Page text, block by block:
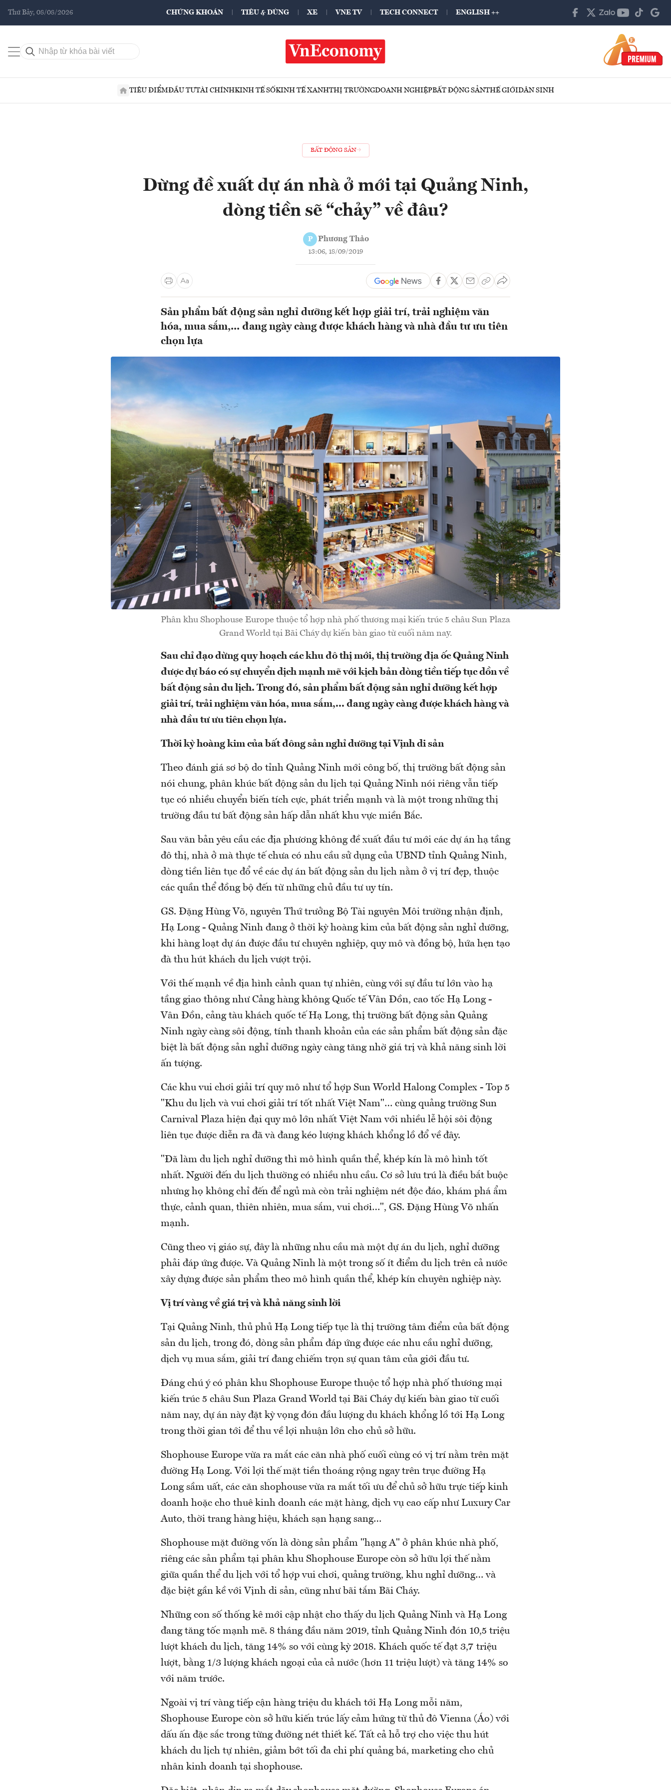
Thứ Bảy, 08/08/2026 CHỨNG KHOÁN TIÊU & DÙNG XE VNE TV TECH CONNECT ENGLISH ++
TIÊU ĐIỂMĐẦU TƯTÀI CHÍNHKINH TẾ SỐKINH TẾ XANHTHỊ TRƯỜNGDOANH NGHIỆPBẤT ĐỘNG SẢNTHẾ GIỚIDÂN SINH
BẤT ĐỘNG SẢN
Dừng đề xuất dự án nhà ở mới tại Quảng Ninh,
dòng tiền sẽ “chảy” về đâu?
P Phương Thảo
13:06, 18/09/2019
Sản phẩm bất động sản nghỉ dưỡng kết hợp giải trí, trải nghiệm văn
hóa, mua sắm,... đang ngày càng được khách hàng và nhà đầu tư ưu tiên
chọn lựa
Phân khu Shophouse Europe thuộc tổ hợp nhà phố thương mại kiến trúc 5 châu Sun Plaza
Grand World tại Bãi Cháy dự kiến bàn giao từ cuối năm nay.
Sau chỉ đạo dừng quy hoạch các khu đô thị mới, thị trường địa ốc Quảng Ninh
được dự báo có sự chuyển dịch mạnh mẽ với kịch bản dòng tiền tiếp tục dồn về
bất động sản du lịch. Trong đó, sản phẩm bất động sản nghỉ dưỡng kết hợp
giải trí, trải nghiệm văn hóa, mua sắm,... đang ngày càng được khách hàng và
nhà đầu tư ưu tiên chọn lựa.
Thời kỳ hoàng kim của bất đông sản nghỉ dưỡng tại Vịnh di sản
Theo đánh giá sơ bộ do tỉnh Quảng Ninh mới công bố, thị trường bất động sản
nói chung, phân khúc bất động sản du lịch tại Quảng Ninh nói riêng vẫn tiếp
tục có nhiều chuyển biến tích cực, phát triển mạnh và là một trong những thị
trường đầu tư bất động sản hấp dẫn nhất khu vực miền Bắc.
Sau văn bản yêu cầu các địa phương không đề xuất đầu tư mới các dự án hạ tầng
đô thị, nhà ở mà thực tế chưa có nhu cầu sử dụng của UBND tỉnh Quảng Ninh,
dòng tiền liên tục đổ về các dự án bất động sản du lịch nằm ở vị trí đẹp, thuộc
các quần thể đồng bộ đến từ những chủ đầu tư uy tín.
GS. Đặng Hùng Võ, nguyên Thứ trưởng Bộ Tài nguyên Môi trường nhận định,
Hạ Long - Quảng Ninh đang ở thời kỳ hoàng kim của bất động sản nghỉ dưỡng,
khi hàng loạt dự án được đầu tư chuyên nghiệp, quy mô và đồng bộ, hứa hẹn tạo
đà thu hút khách du lịch vượt trội.
Với thế mạnh về địa hình cảnh quan tự nhiên, cùng với sự đầu tư lớn vào hạ
tầng giao thông như Cảng hàng không Quốc tế Vân Đồn, cao tốc Hạ Long -
Vân Đồn, cảng tàu khách quốc tế Hạ Long, thị trường bất động sản Quảng
Ninh ngày càng sôi động, tính thanh khoản của các sản phẩm bất động sản đặc
biệt là bất động sản nghỉ dưỡng ngày càng tăng nhờ giá trị và khả năng sinh lời
ấn tượng.
Các khu vui chơi giải trí quy mô như tổ hợp Sun World Halong Complex - Top 5
"Khu du lịch và vui chơi giải trí tốt nhất Việt Nam"… cùng quảng trường Sun
Carnival Plaza hiện đại quy mô lớn nhất Việt Nam với nhiều lễ hội sôi động
liên tục được diễn ra đã và đang kéo lượng khách khổng lồ đổ về đây.
"Đã làm du lịch nghỉ dưỡng thì mô hình quần thể, khép kín là mô hình tốt
nhất. Người đến du lịch thường có nhiều nhu cầu. Cơ sở lưu trú là điều bắt buộc
nhưng họ không chỉ đến để ngủ mà còn trải nghiệm nét độc đáo, khám phá ẩm
thực, cảnh quan, thiên nhiên, mua sắm, vui chơi…", GS. Đặng Hùng Võ nhấn
mạnh.
Cũng theo vị giáo sự, đây là những nhu cầu mà một dự án du lịch, nghỉ dưỡng
phải đáp ứng được. Và Quảng Ninh là một trong số ít điểm du lịch trên cả nước
xây dựng được sản phẩm theo mô hình quần thể, khép kín chuyên nghiệp này.
Vị trí vàng về giá trị và khả năng sinh lời
Tại Quảng Ninh, thủ phủ Hạ Long tiếp tục là thị trường tâm điểm của bất động
sản du lịch, trong đó, dòng sản phẩm đáp ứng được các nhu cầu nghỉ dưỡng,
dịch vụ mua sắm, giải trí đang chiếm trọn sự quan tâm của giới đầu tư.
Đáng chú ý có phân khu Shophouse Europe thuộc tổ hợp nhà phố thương mại
kiến trúc 5 châu Sun Plaza Grand World tại Bãi Cháy dự kiến bàn giao từ cuối
năm nay, dự án này đặt kỳ vọng đón đầu lượng du khách khổng lồ tới Hạ Long
trong thời gian tới để thu về lợi nhuận lớn cho chủ sở hữu.
Shophouse Europe vừa ra mắt các căn nhà phố cuối cùng có vị trí nằm trên mặt
đường Hạ Long. Với lợi thế mặt tiền thoáng rộng ngay trên trục đường Hạ
Long sầm uất, các căn shophouse vừa ra mắt tối ưu để chủ sở hữu trực tiếp kinh
doanh hoặc cho thuê kinh doanh các mặt hàng, dịch vụ cao cấp như Luxury Car
Auto, thời trang hàng hiệu, khách sạn hạng sang…
Shophouse mặt đường vốn là dòng sản phẩm "hạng A" ở phân khúc nhà phố,
riêng các sản phẩm tại phân khu Shophouse Europe còn sở hữu lợi thế nằm
giữa quần thể du lịch với tổ hợp vui chơi, quảng trường, khu nghỉ dưỡng… và
đặc biệt gần kề với Vịnh di sản, cũng như bãi tắm Bãi Cháy.
Những con số thống kê mới cập nhật cho thấy du lịch Quảng Ninh và Hạ Long
đang tăng tốc mạnh mẽ. 8 tháng đầu năm 2019, tỉnh Quảng Ninh đón 10,5 triệu
lượt khách du lịch, tăng 14% so với cùng kỳ 2018. Khách quốc tế đạt 3,7 triệu
lượt, bằng 1/3 lượng khách ngoại của cả nước (hơn 11 triệu lượt) và tăng 14% so
với năm trước.
Ngoài vị trí vàng tiếp cận hàng triệu du khách tới Hạ Long mỗi năm,
Shophouse Europe còn sở hữu kiến trúc lấy cảm hứng từ thủ đô Vienna (Áo) với
dấu ấn đặc sắc trong từng đường nét thiết kế. Tất cả hỗ trợ cho việc thu hút
khách du lịch tự nhiên, giảm bớt tối đa chi phí quảng bá, marketing cho chủ
nhân kinh doanh tại shophouse.